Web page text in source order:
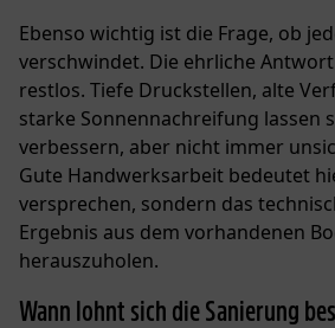
Ebenso wichtig ist die Frage, ob
verschwindet. Die ehrliche
restlos. Tiefe Druckstellen, alte
starke Sonnennachreifung lassen
verbessern, aber nicht immer
Gute Handwerksarbeit bedeutet
versprechen, sondern das
Ergebnis aus dem vorhandenen
herauszuholen.
Wann lohnt sich die Sanierung